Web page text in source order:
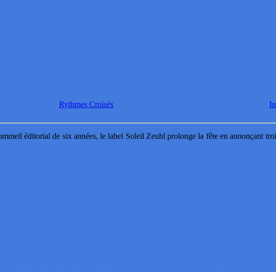
Rythmes Croisés
éditorial de six années, le label Soleil Zeuhl prolonge la fête en annonçant